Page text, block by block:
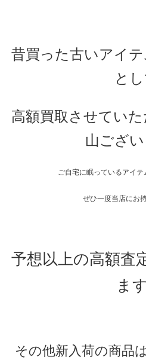
昔買った古いアイ
と
高額買取させてい
山ござい
ご自宅に眠っているアイテ
ぜひ一度当店にお
予想以上の高額査
ま
その他新入荷の商品